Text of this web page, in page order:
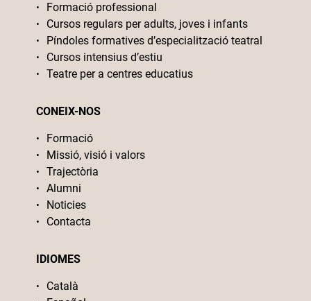
Formació professional
Cursos regulars per adults, joves i infants
Píndoles formatives d’especialització teatral
Cursos intensius d’estiu
Teatre per a centres educatius
CONEIX-NOS
Formació
Missió, visió i valors
Trajectòria
Alumni
Noticies
Contacta
IDIOMES
Català